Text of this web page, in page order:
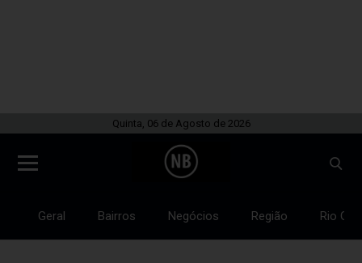
Quinta, 06 de Agosto de 2026
Geral Bairros Negócios Região Rio